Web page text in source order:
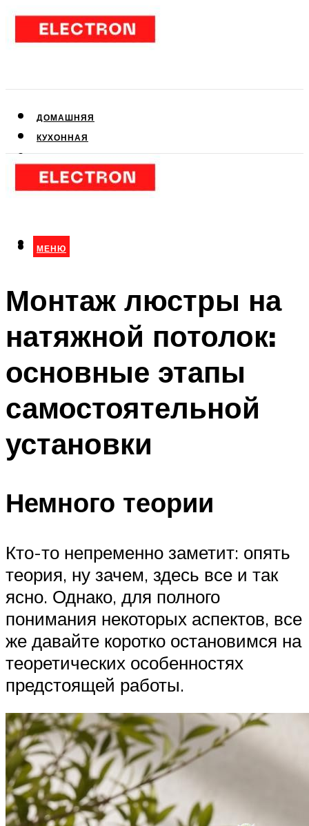
ДОМАШНЯЯ
КУХОННАЯ
КЛИМАТИЧЕСКАЯ
МЕНЮ
МЕНЮ
Монтаж люстры на
натяжной потолок:
основные этапы
самостоятельной
установки
Немного теории
Кто-то непременно заметит: опять
теория, ну зачем, здесь все и так
ясно. Однако, для полного
понимания некоторых аспектов, все
же давайте коротко остановимся на
теоретических особенностях
предстоящей работы.